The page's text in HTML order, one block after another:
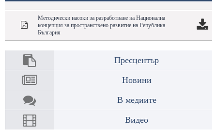
Методически насоки за разработване на Национална
концепция за пространствено развитие на Република
България
Пресцентър
Новини
В медиите
Видео